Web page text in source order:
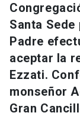
Estudiantes
Académicos
Personal
Alumni
ACCESOS
Admisión launch
Mi Cuenta UC
Santa
Padre
aceptar la
Ezzati.
monseñor
Gran